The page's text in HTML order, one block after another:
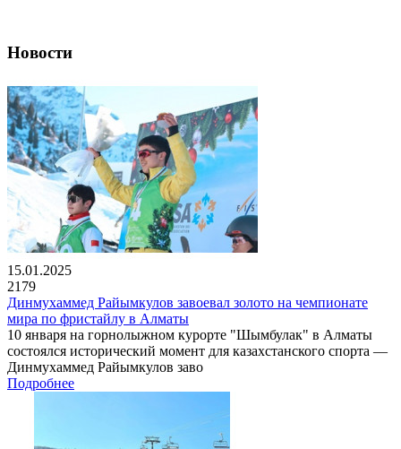
Новости
15.01.2025
2179
Динмухаммед Райымкулов завоевал золото на чемпионате
мира по фристайлу в Алматы
10 января на горнолыжном курорте "Шымбулак" в Алматы
состоялся исторический момент для казахстанского спорта —
Динмухаммед Райымкулов заво
Подробнее